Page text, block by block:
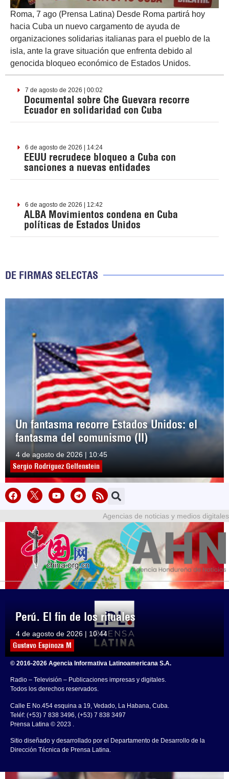
Roma, 7 ago (Prensa Latina) Desde Roma partirá hoy
hacia Cuba un nuevo cargamento de ayuda de
organizaciones solidarias italianas para el pueblo de la
isla, ante la grave situación que enfrenta debido al
genocida bloqueo económico de Estados Unidos.
7 de agosto de 2026 | 00:02
Documental sobre Che Guevara recorre
Ecuador en solidaridad con Cuba
6 de agosto de 2026 | 14:24
EEUU recrudece bloqueo a Cuba con
sanciones a nuevas entidades
6 de agosto de 2026 | 12:42
ALBA Movimientos condena en Cuba
políticas de Estados Unidos
DE FIRMAS SELECTAS
Un fantasma recorre Estados Unidos: el
fantasma del comunismo (II)
4 de agosto de 2026 | 10:45
Sergio Rodríguez Gelfenstein
Perú. El fin de los rituales
4 de agosto de 2026 | 10:44
Gustavo Espinoza M
Agencias de noticias y medios digitales
© 2016-2026 Agencia Informativa Latinoamericana S.A.
Radio – Televisión – Publicaciones impresas y digitales.
Todos los derechos reservados.
Calle E No.454 esquina a 19, Vedado, La Habana, Cuba.
Teléf: (+53) 7 838 3496, (+53) 7 838 3497
Prensa Latina © 2023 .
Sitio diseñado y desarrollado por el Departamento de Desarrollo de la
Dirección Técnica de Prensa Latina.